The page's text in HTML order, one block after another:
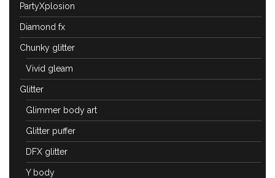
PartyXplosion
Diamond fx
Chunky glitter
Vivid gleam
Glitter
Glimmer body art
Glitter puffer
DFX glitter
Y body